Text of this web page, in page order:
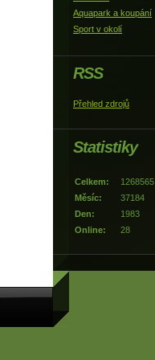
Aquapark a koupání
Sport v okolí
RSS
Přehled zdrojů
Statistiky
Online: 28
Celkem:
1268565
Měsíc:
37184
Den:
1983